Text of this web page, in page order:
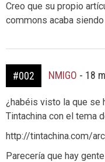
Creo que su propio
commons acaba
#002 NMIGO - 18
¿habéis visto la que se
Tintachina con el tema
http://tintachina.com/
Parecería que hay